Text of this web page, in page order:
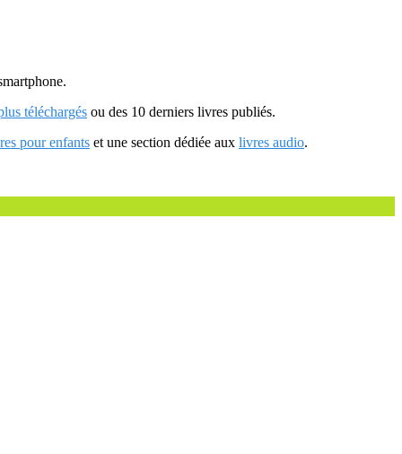
téléchargés ou des 10 derniers livres publiés.
pour enfants et une section dédiée aux livres audio.